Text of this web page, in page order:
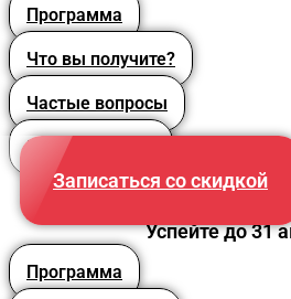
Программа
Что вы получите?
Частые вопросы
Преподаватели
Записаться со скидкой
Успейте до 31
Программа